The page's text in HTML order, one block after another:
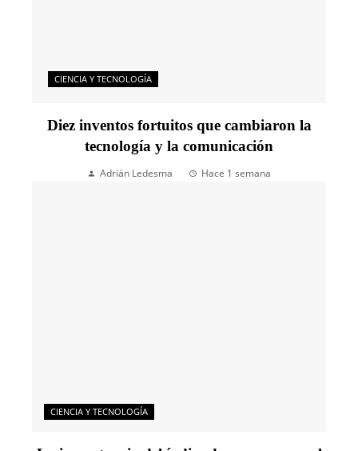
CIENCIA Y TECNOLOGÍA
Diez inventos fortuitos que cambiaron la
tecnología y la comunicación
Adrián Ledesma Hace 1 semana
CIENCIA Y TECNOLOGÍA